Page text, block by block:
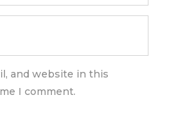
and website in this
I comment.